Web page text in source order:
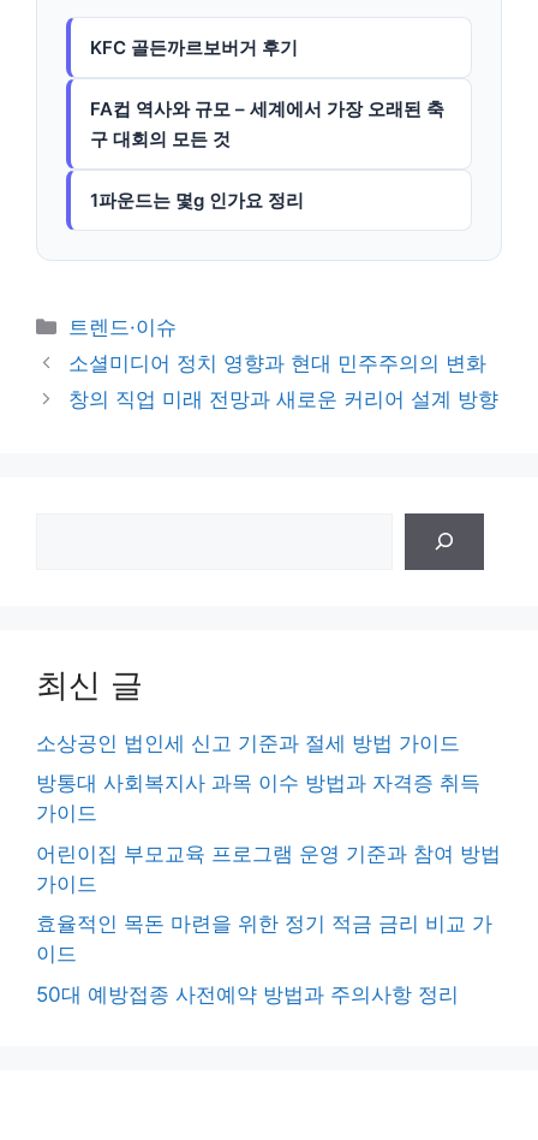
KFC 골든까르보버거 후기
FA컵 역사와 규모 – 세계에서 가장 오래된 축
구 대회의 모든 것
1파운드는 몇g 인가요 정리
카
테
리
트렌드·이슈
소셜미디어 정치 영향과 현대 민주주의의 변화
창의 직업 미래 전망과 새로운 커리어 설계 방향
최신 글
소상공인 법인세 신고 기준과 절세 방법 가이드
방통대 사회복지사 과목 이수 방법과 자격증 취득
가이드
어린이집 부모교육 프로그램 운영 기준과 참여 방법
가이드
효율적인 목돈 마련을 위한 정기 적금 금리 비교 가
이드
50대 예방접종 사전예약 방법과 주의사항 정리